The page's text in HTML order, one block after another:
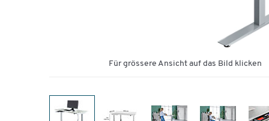
Für grössere Ansicht auf das Bild klicken